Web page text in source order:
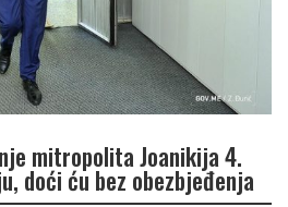
mitropolita Joanikija 4.
doći ću bez obezbjeđenja